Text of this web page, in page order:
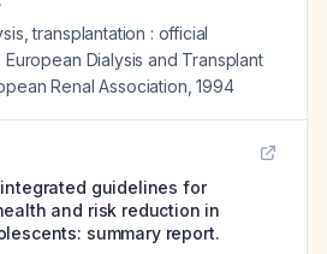
transplantation : official
Dialysis and Transplant
Renal Association ,1994
guidelines for
and risk reduction in
summary report.